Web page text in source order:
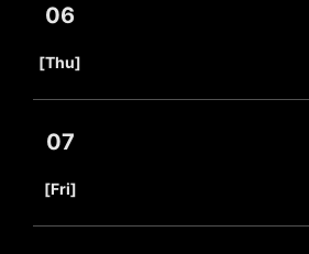
06
[Thu]
07
[Fri]